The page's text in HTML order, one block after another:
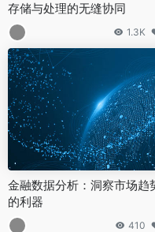
存储与处理的无缝协同
1.3K
金融数据分析：洞察市场趋
的利器
410